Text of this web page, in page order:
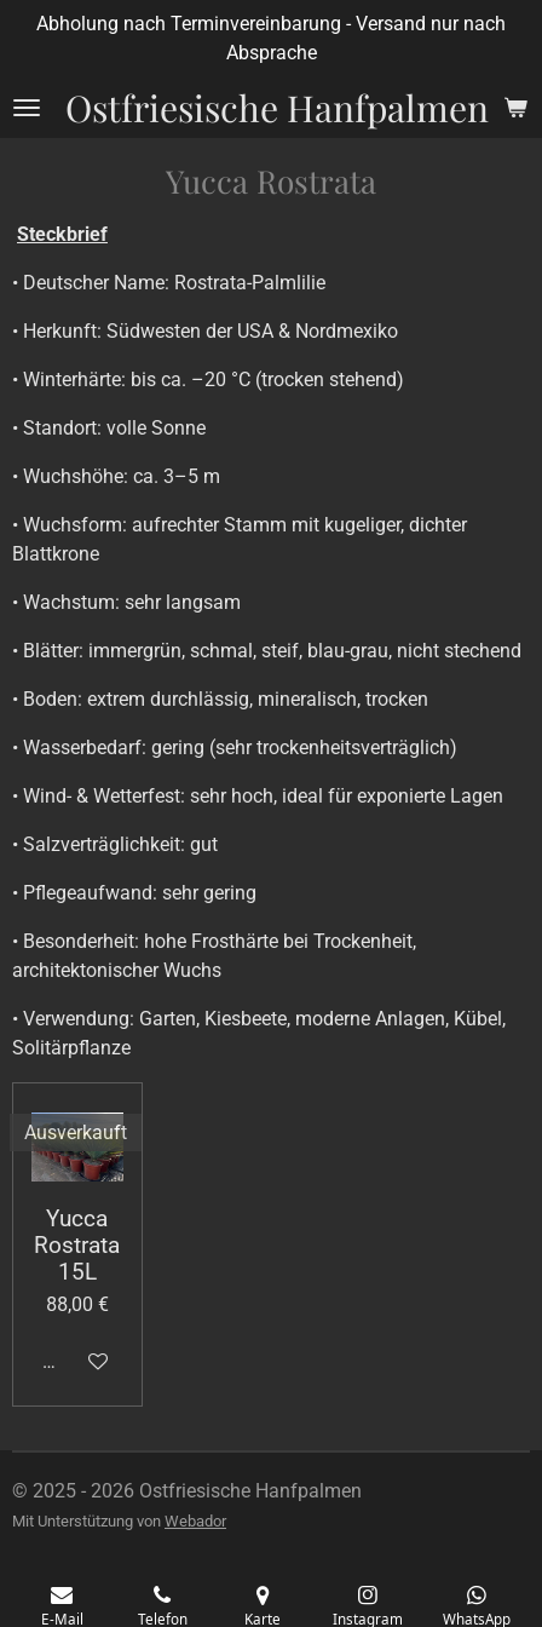
Zum
Ostfriesische Hanfpalmen
Abholung nach Terminvereinbarung - Versand nur nach
Absprache
Yucca Rostrata
Steckbrief
• Deutscher Name: Rostrata-Palmlilie
• Herkunft: Südwesten der USA & Nordmexiko
• Winterhärte: bis ca. –20 °C (trocken stehend)
• Standort: volle Sonne
• Wuchshöhe: ca. 3–5 m
• Wuchsform: aufrechter Stamm mit kugeliger, dichter
Blattkrone
• Wachstum: sehr langsam
• Blätter: immergrün, schmal, steif, blau-grau, nicht stechend
• Boden: extrem durchlässig, mineralisch, trocken
• Wasserbedarf: gering (sehr trockenheitsverträglich)
• Wind- & Wetterfest: sehr hoch, ideal für exponierte Lagen
• Salzverträglichkeit: gut
• Pflegeaufwand: sehr gering
• Besonderheit: hohe Frosthärte bei Trockenheit,
architektonischer Wuchs
• Verwendung: Garten, Kiesbeete, moderne Anlagen, Kübel,
Solitärpflanze
Ausverkauft
Yucca
Rostrata
15L
88,00 €
Bei Verfügbarkeit benachrichtigen
© 2025 - 2026 Ostfriesische Hanfpalmen
Mit Unterstützung von Webador
E-Mail Telefon Karte Instagram WhatsApp